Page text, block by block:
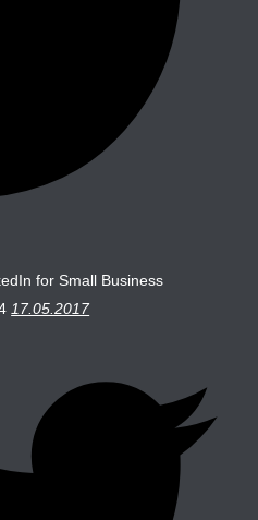
for Small Business
17.05.2017